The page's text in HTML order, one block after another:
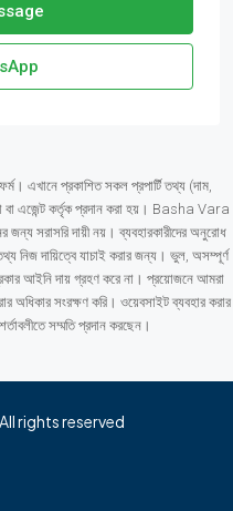
এখানে প্রকাশিত সকল প্রপার্টি তথ্য (দাম,
বা এজেন্ট কর্তৃক প্রদান করা হয়। Basha Vara
জন্য সরাসরি দায়ী নয়। ব্যবহারকারীদের অনুরোধ
তথ্য নিজ দায়িত্বে যাচাই করার জন্য। ভুল, অসম্পূর্ণ
আইনি দায় গ্রহণ করে না। প্রয়োজনে আমরা
অধিকার সংরক্ষণ করি। ওয়েবসাইট ব্যবহার করার
সম্মতি প্রদান করছেন।
rights reserved